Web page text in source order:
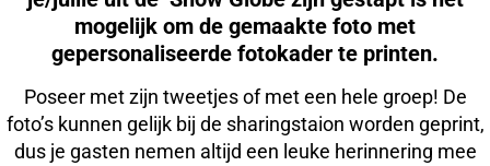
mogelijk om de gemaakte foto met
gepersonaliseerde fotokader te printen.
Poseer met zijn tweetjes of met een hele groep! De
foto’s kunnen gelijk bij de sharingstaion worden geprint,
dus je gasten nemen altijd een leuke herinnering mee